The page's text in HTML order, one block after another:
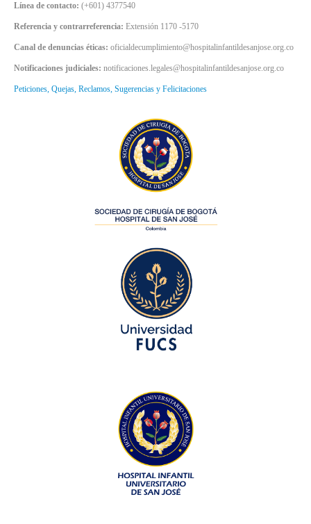
Línea de contacto: (+601) 4377540
Referencia y contrarreferencia: Extensión 1170 -5170
Canal de denuncias éticas: oficialdecumplimiento@hospitalinfantildesanjose.org.co
Notificaciones judiciales: notificaciones.legales@hospitalinfantildesanjose.org.co
Peticiones, Quejas, Reclamos, Sugerencias y Felicitaciones